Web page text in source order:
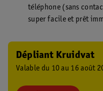
téléphone (sans
super facile et prêt
Dépliant Kruidvat
Valable du 10 au 16 août